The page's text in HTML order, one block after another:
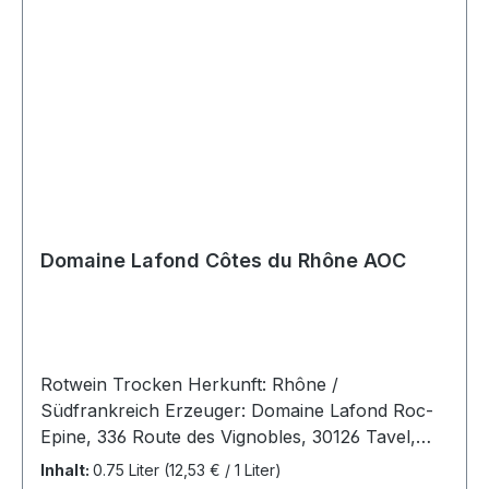
Domaine Lafond Côtes du Rhône AOC
Rotwein Trocken Herkunft: Rhône /
Südfrankreich Erzeuger: Domaine Lafond Roc-
Epine, 336 Route des Vignobles, 30126 Tavel,
Frankreich Jahrgang: 2024Rebsorten: 70%
Inhalt: 0.75 Liter (12,53 € / 1 Liter)